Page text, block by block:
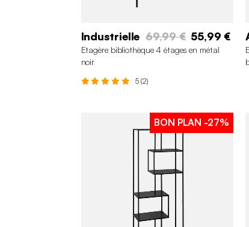
Industrielle 69,99 € 55,99 €
Etagère bibliothèque 4 étages en métal
noir
5 (2)
BON PLAN -27%